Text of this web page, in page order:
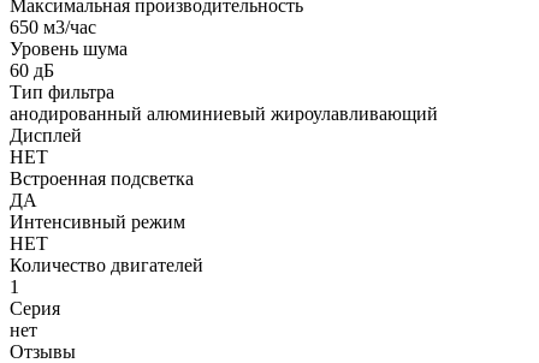
Максимальная производительность
650 м3/час
Уровень шума
60 дБ
Тип фильтра
анодированный алюминиевый жироулавливающий
Дисплей
НЕТ
Встроенная подсветка
ДА
Интенсивный режим
НЕТ
Количество двигателей
1
Серия
нет
Отзывы